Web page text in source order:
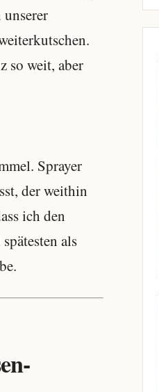
so weit, aber
Sprayer
der weithin
ich den
als